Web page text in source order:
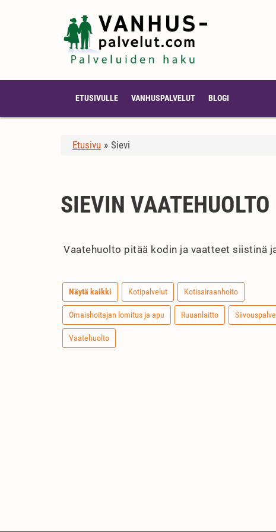
ETUSIVULLE VANHUSPALVELUT BLOGI
Etusivu » Sievi
SIEVIN VAATEHUOLTO
Vaatehuolto pitää kodin ja vaatteet siistinä
Näytä kaikki Kotipalvelut Kotisairaanhoito
Omaishoitajan lomitus ja apu Ruuanlaitto
Vaatehuolto